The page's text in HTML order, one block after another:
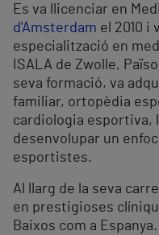
Es va llicenciar en
d'Amsterdam el 2010 i
especialització en
ISALA de Zwolle,
seva formació, va
familiar, ortopèdia
cardiologia esportiva,
desenvolupar un
esportistes.
Al llarg de la seva
en prestigioses
Baixos com a